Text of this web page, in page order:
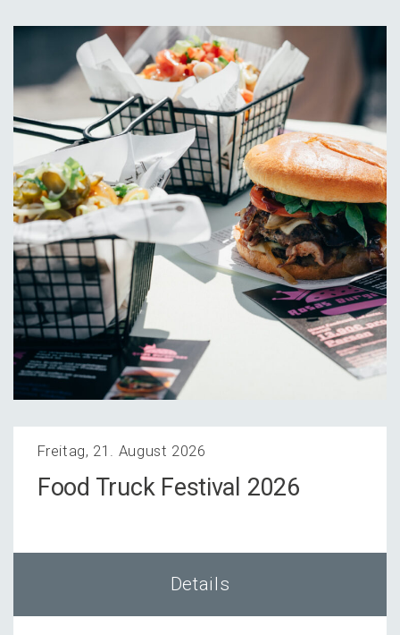
Freitag, 21. August 2026
Food Truck Festi­val 2026
Details